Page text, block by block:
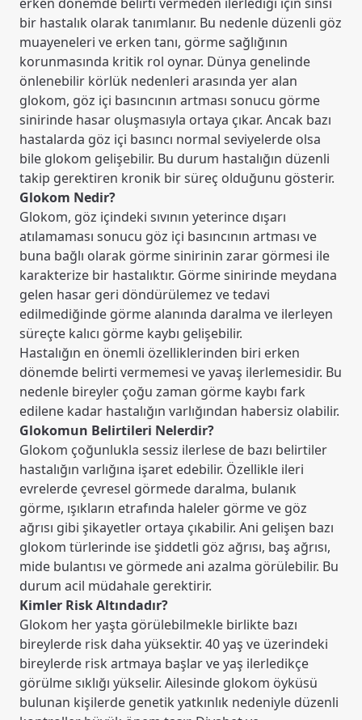
bir hastalık olarak tanımlanır. Bu nedenle düzenli göz
muayeneleri ve erken tanı, görme sağlığının
korunmasında kritik rol oynar. Dünya genelinde
önlenebilir körlük nedenleri arasında yer alan
glokom, göz içi basıncının artması sonucu görme
sinirinde hasar oluşmasıyla ortaya çıkar. Ancak bazı
hastalarda göz içi basıncı normal seviyelerde olsa
bile glokom gelişebilir. Bu durum hastalığın düzenli
takip gerektiren kronik bir süreç olduğunu gösterir.
Glokom Nedir?
Glokom, göz içindeki sıvının yeterince dışarı
atılamaması sonucu göz içi basıncının artması ve
buna bağlı olarak görme sinirinin zarar görmesi ile
karakterize bir hastalıktır. Görme sinirinde meydana
gelen hasar geri döndürülemez ve tedavi
edilmediğinde görme alanında daralma ve ilerleyen
süreçte kalıcı görme kaybı gelişebilir.
Hastalığın en önemli özelliklerinden biri erken
dönemde belirti vermemesi ve yavaş ilerlemesidir. Bu
nedenle bireyler çoğu zaman görme kaybı fark
edilene kadar hastalığın varlığından habersiz olabilir.
Glokomun Belirtileri Nelerdir?
Glokom çoğunlukla sessiz ilerlese de bazı belirtiler
hastalığın varlığına işaret edebilir. Özellikle ileri
evrelerde çevresel görmede daralma, bulanık
görme, ışıkların etrafında haleler görme ve göz
ağrısı gibi şikayetler ortaya çıkabilir. Ani gelişen bazı
glokom türlerinde ise şiddetli göz ağrısı, baş ağrısı,
mide bulantısı ve görmede ani azalma görülebilir. Bu
durum acil müdahale gerektirir.
Kimler Risk Altındadır?
Glokom her yaşta görülebilmekle birlikte bazı
bireylerde risk daha yüksektir. 40 yaş ve üzerindeki
bireylerde risk artmaya başlar ve yaş ilerledikçe
görülme sıklığı yükselir. Ailesinde glokom öyküsü
bulunan kişilerde genetik yatkınlık nedeniyle düzenli